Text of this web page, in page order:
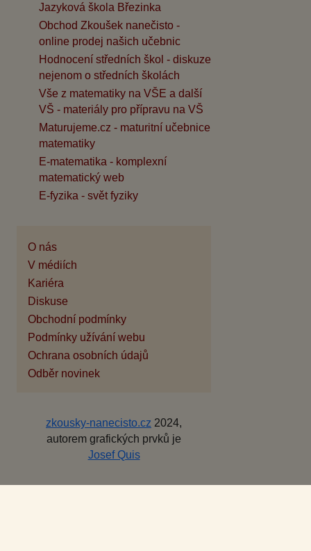
Jazyková škola Březinka
Obchod Zkoušek nanečisto -
online prodej našich učebnic
Hodnocení středních škol - diskuze
nejenom o středních školách
Vše z matematiky na VŠE a další
VŠ - materiály pro přípravu na VŠ
Maturujeme.cz - maturitní učebnice
matematiky
E-matematika - komplexní
matematický web
E-fyzika - svět fyziky
O nás
V médiích
Kariéra
Diskuse
Obchodní podmínky
Podmínky užívání webu
Ochrana osobních údajů
Odběr novinek
zkousky-nanecisto.cz 2024,
autorem grafických prvků je
Josef Quis